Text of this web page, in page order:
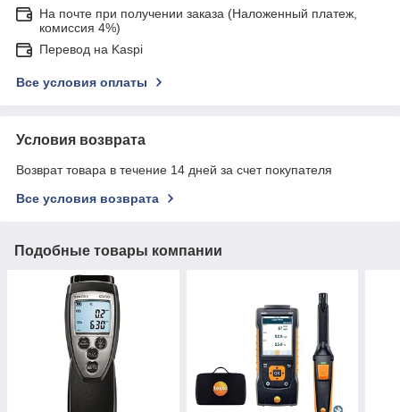
На почте при получении заказа (Наложенный платеж,
комиссия 4%)
Перевод на Kaspi
Все условия оплаты
Условия возврата
Возврат товара в течение 14 дней за счет покупателя
Все условия возврата
Подобные товары компании